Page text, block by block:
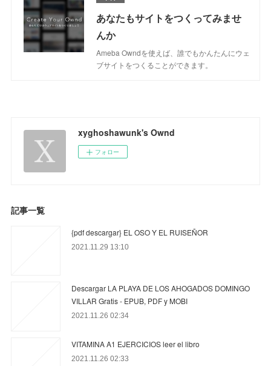
あなたもサイトをつくってみませ
んか
Ameba Owndを使えば、誰でもかんたんにウェ
ブサイトをつくることができます。
xyghoshawunk's Ownd
フォロー
記事一覧
{pdf descargar} EL OSO Y EL RUISEÑOR
2021.11.29 13:10
Descargar LA PLAYA DE LOS AHOGADOS DOMINGO
VILLAR Gratis - EPUB, PDF y MOBI
2021.11.26 02:34
VITAMINA A1 EJERCICIOS leer el libro
2021.11.26 02:33